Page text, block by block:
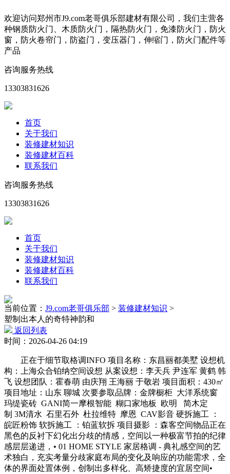
欢迎访问郑州市J9.com老哥俱乐部建材有限公司，我们主营各
种钢质防火门、木质防火门，隔热防火门，免漆防火门，防火
窗，防火卷帘门，防盗门，变压器门，伸缩门，防火门配件等
产品
咨询服务热线
13303831626
首页
关于我们
装修建材知识
装修建材百科
联系我们
咨询服务热线
13303831626
首页
关于我们
装修建材知识
装修建材百科
联系我们
当前位置： J9.com老哥俱乐部 > 装修建材知识 >
塑制出本人的奇特神韵和
返回列表
时间：2026-04-26 04:19
正在于细节取格调INFO 项目名称：东昌丽都美墅 设想机
构：上海众合铂纳空间设想 从案设想：李天兵 尹连军 黄鹤 韩
飞 设想团队：霍春萌 由庆翔 王海丽 于敬岩 项目面积：430㎡
项目地址：山东 聊城 次要参取品牌：金牌橱柜 大洋系统窗
玛缇瓷砖 GANI简一摩根智能 糊口家地板 欧明 简木定
制 3M清水 石里石外 杜拉维特 摩恩 CAV影音 硬拆施工 ：
皖匠粉饰 软拆施工 ：铂蓝软拆 项目摄影 ：森客空间物品正在
黑色的反衬下幻化出分歧的情感，空间以一种极富节拍的纪律
感层层递进，• 01 HOME STYLE 家居格调 - 典礼感空间的艺
术独白，充实考量分歧家庭布局的变化及响应的功能需求，全
体的界面处置体例，创制出多样化、高矫捷度的宜居空间•